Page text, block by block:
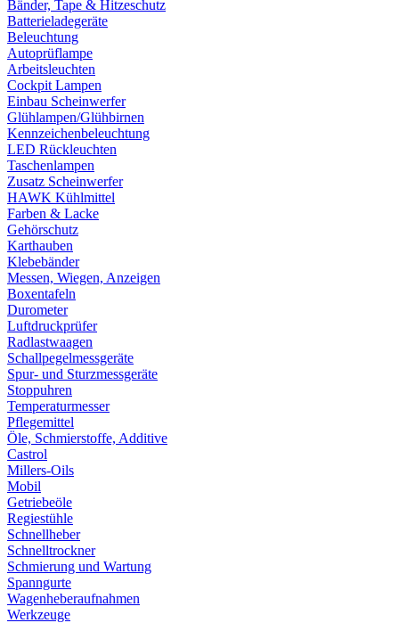
Bänder, Tape & Hitzeschutz
Batterieladegeräte
Beleuchtung
Autoprüflampe
Arbeitsleuchten
Cockpit Lampen
Einbau Scheinwerfer
Glühlampen/Glühbirnen
Kennzeichenbeleuchtung
LED Rückleuchten
Taschenlampen
Zusatz Scheinwerfer
HAWK Kühlmittel
Farben & Lacke
Gehörschutz
Karthauben
Klebebänder
Messen, Wiegen, Anzeigen
Boxentafeln
Durometer
Luftdruckprüfer
Radlastwaagen
Schallpegelmessgeräte
Spur- und Sturzmessgeräte
Stoppuhren
Temperaturmesser
Pflegemittel
Öle, Schmierstoffe, Additive
Castrol
Millers-Oils
Mobil
Getriebeöle
Regiestühle
Schnellheber
Schnelltrockner
Schmierung und Wartung
Spanngurte
Wagenheberaufnahmen
Werkzeuge